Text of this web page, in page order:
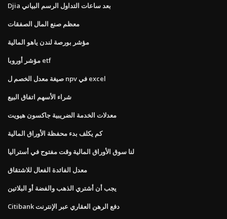
Djia بعد ساعات التداول الرسم البياني
معظم صنع المال الصفقات
مؤشر بورصة لندن ياهو المالية
مؤشر أوروبا etf
صيغة معدل الخصم ل npv في excel
شراء الأسهم اتفاق البيع
معدلات الخدمة الضريبية جاكسون هيويت
كم يكلف بدء محفظة الأوراق المالية
لنا سوق الأوراق المالية وقت مفتوح في أستراليا
معدل الفائدة الفعال للاشتقاق
يجب أن أشتري الذهب والفضة أو البلاتين
Citibank دفع الرهن العقاري عبر الإنترنت